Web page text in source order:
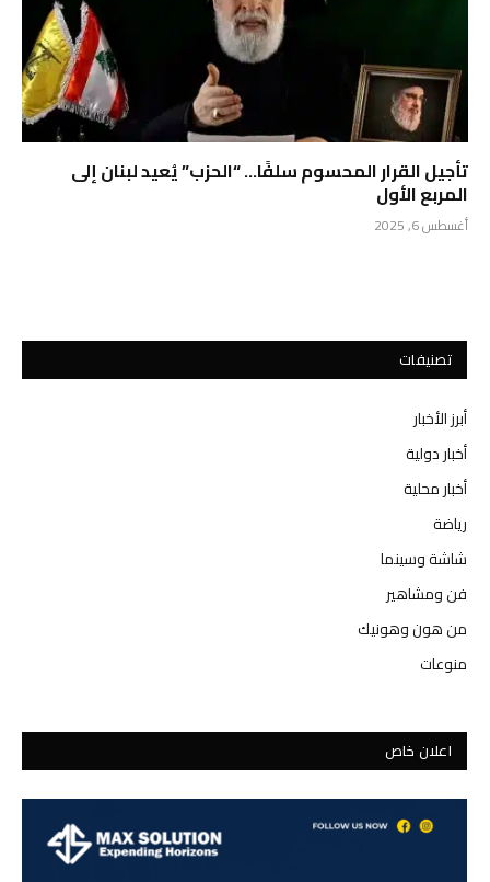
تأجيل القرار المحسوم سلفًا… “الحزب” يُعيد لبنان إلى
المربع الأول
أغسطس 6, 2025
تصنيفات
أبرز الأخبار
أخبار دولية
أخبار محلية
رياضة
شاشة وسينما
فن ومشاهير
من هون وهونيك
منوعات
اعلان خاص